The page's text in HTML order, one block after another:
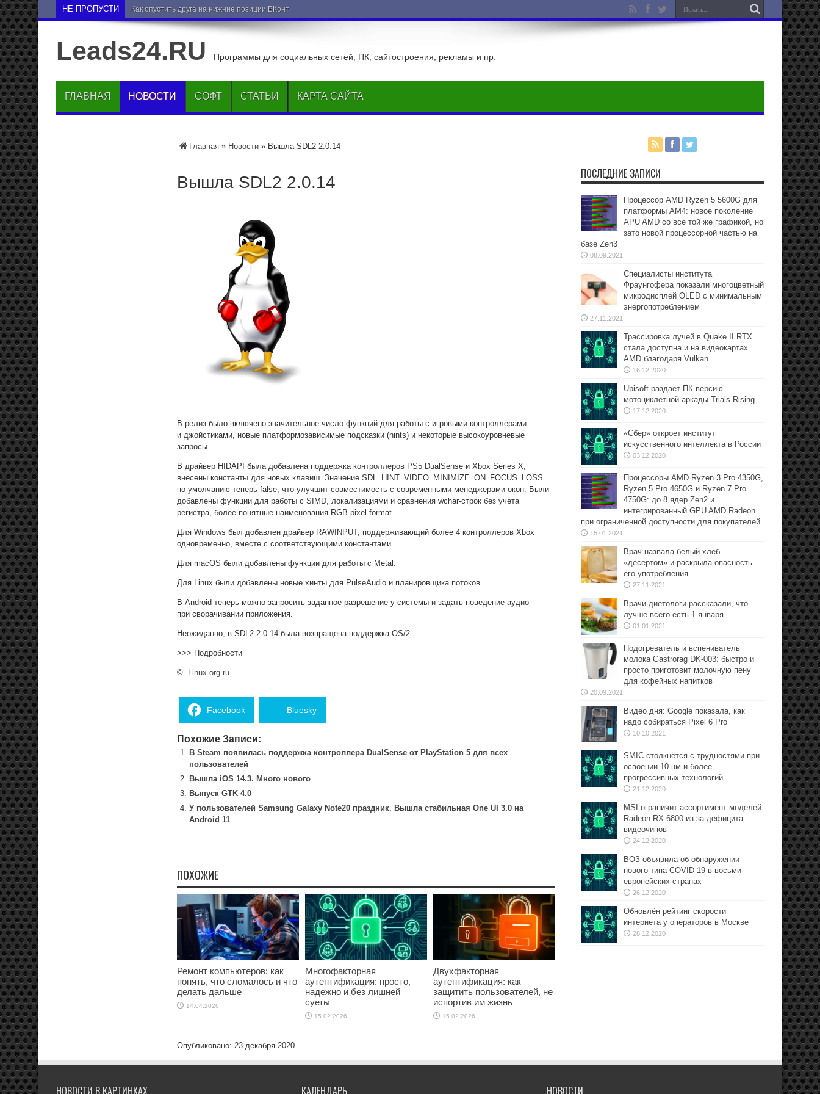
НЕ ПРОПУСТИ Как опустить друга на нижние позиции ВКонтакте
Leads24.RU Программы для социальных сетей, ПК, сайтостроения, рекламы и пр.
ГЛАВНАЯ НОВОСТИ СОФТ СТАТЬИ КАРТА САЙТА
Главная » Новости » Вышла SDL2 2.0.14
Вышла SDL2 2.0.14
В релиз было включено значительное число функций для работы с игровыми контроллерами
и джойстиками, новые платформозависимые подсказки (hints) и некоторые высокоуровневые
запросы.
В драйвер HIDAPI была добавлена поддержка контроллеров PS5 DualSense и Xbox Series X;
внесены константы для новых клавиш. Значение SDL_HINT_VIDEO_MINIMIZE_ON_FOCUS_LOSS
по умолчанию теперь false, что улучшит совместимость с современными менеджерами окон. Были
добавлены функции для работы с SIMD, локализациями и сравнения wchar-строк без учета
регистра, более понятные наименования RGB pixel format.
Для Windows был добавлен драйвер RAWINPUT, поддерживающий более 4 контроллеров Xbox
одновременно, вместе с соответствующими константами.
Для macOS были добавлены функции для работы с Metal.
Для Linux были добавлены новые хинты для PulseAudio и планировщика потоков.
В Android теперь можно запросить заданное разрешение у системы и задать поведение аудио
при сворачивании приложения.
Неожиданно, в SDL2 2.0.14 была возвращена поддержка OS/2.
>>> Подробности
© Linux.org.ru
Facebook Bluesky
Похожие Записи:
В Steam появилась поддержка контроллера DualSense от PlayStation 5 для всех
пользователей
Вышла iOS 14.3. Много нового
Выпуск GTK 4.0
У пользователей Samsung Galaxy Note20 праздник. Вышла стабильная One UI 3.0 на
Android 11
ПОХОЖИЕ
Ремонт компьютеров: как
понять, что сломалось и что
делать дальше
14.04.2026
Многофакторная
аутентификация: просто,
надежно и без лишней
суеты
15.02.2026
Двухфакторная
аутентификация: как
защитить пользователей, не
испортив им жизнь
15.02.2026
Опубликовано: 23 декабря 2020
ПОСЛЕДНИЕ ЗАПИСИ
Процессор AMD Ryzen 5 5600G для
платформы АМ4: новое поколение
APU AMD со все той же графикой, но
зато новой процессорной частью на
базе Zen3
08.09.2021
Специалисты института
Фраунгофера показали многоцветный
микродисплей OLED с минимальным
энергопотреблением
27.11.2021
Трассировка лучей в Quake II RTX
стала доступна и на видеокартах
AMD благодаря Vulkan
16.12.2020
Ubisoft раздаёт ПК-версию
мотоциклетной аркады Trials Rising
17.12.2020
«Сбер» откроет институт
искусственного интеллекта в России
03.12.2020
Процессоры AMD Ryzen 3 Pro 4350G,
Ryzen 5 Pro 4650G и Ryzen 7 Pro
4750G: до 8 ядер Zen2 и
интегрированный GPU AMD Radeon
при ограниченной доступности для покупателей
15.01.2021
Врач назвала белый хлеб
«десертом» и раскрыла опасность
его употребления
27.11.2021
Врачи-диетологи рассказали, что
лучше всего есть 1 января
01.01.2021
Подогреватель и вспениватель
молока Gastrorag DK-003: быстро и
просто приготовит молочную пену
для кофейных напитков
20.09.2021
Видео дня: Google показала, как
надо собираться Pixel 6 Pro
10.10.2021
SMIC столкнётся с трудностями при
освоении 10-нм и более
прогрессивных технологий
21.12.2020
MSI ограничит ассортимент моделей
Radeon RX 6800 из-за дефицита
видеочипов
24.12.2020
ВОЗ объявила об обнаружении
нового типа COVID-19 в восьми
европейских странах
26.12.2020
Обновлён рейтинг скорости
интернета у операторов в Москве
28.12.2020
НОВОСТИ В КАРТИНКАХ КАЛЕНДАРЬ НОВОСТИ